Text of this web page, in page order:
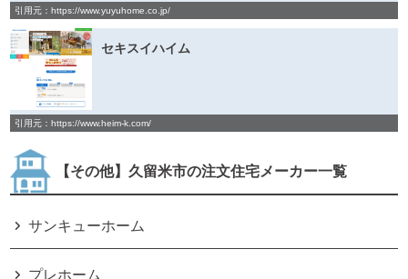
引用元：https://www.yuyuhome.co.jp/
セキスイハイム
引用元：https://www.heim-k.com/
【その他】久留米市の注文住宅メーカー一覧
サンキューホーム
プレホーム